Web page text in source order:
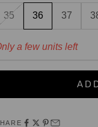
35 36 37
a few units left